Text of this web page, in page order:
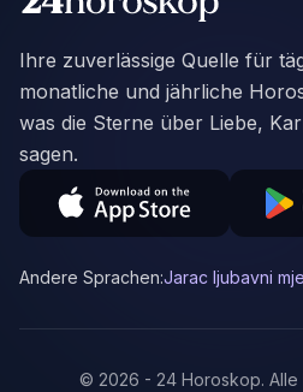
Ihre zuverlässige Quelle für
monatliche und jährliche
was die Sterne über Liebe,
sagen.
Andere Sprachen:Jarac ljubavni
© 2026 - 24 Horoskop. Alle